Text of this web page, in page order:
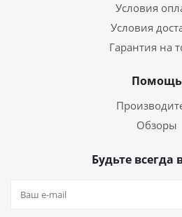
Условия
Условия
Гарантия на
Помощь
Обзоры
Будьте всегда